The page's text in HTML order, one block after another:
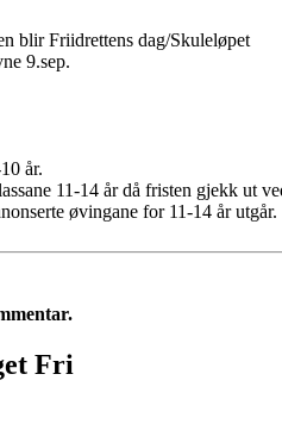
blir Friidrettens dag/Skuleløpet
9.sep.
år.
11-14 år då fristen gjekk ut
øvingane for 11-14 år utgår.
Fri